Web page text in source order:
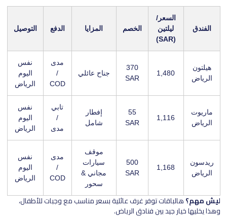
الفندق
السعر/
ليلتين
(SAR)
الخصم المزايا الدفع التوصيل
هيلتون
الرياض
1,480
370
SAR
جناح عائلي
مدى
/
COD
نفس
اليوم
الرياض
ماريوت
الرياض
1,116
55
SAR
إفطار
شامل
تابي
/
مدى
نفس
اليوم
الرياض
ريدسون
الرياض
1,168
500
SAR
موقف
سيارات
مجاني &
سحور
مدى
/
COD
نفس
اليوم
الرياض
ليش مهم؟هالباقات توفر غرف عائلية بسعر مناسب مع وجبات للأطفال،
وهذا يخليها خيار جيد بين فنادق الرياض.